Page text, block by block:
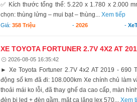
✅ Kích thước tổng thể: 5.220 x 1.780 x 2.000
chọn: thùng lửng – mui bạt – thùng...Xem tiếp
Giá:358 Triệu -2026 -
XE TOYOTA FORTUNER 2.7V 4X2 AT
2026-08-05 16:35:42
► Xe Toyota Fortuner 2.7V 4x2 AT 2019 - 690
động số km đã đi: 108.000km Xe chính chủ làm
thoải mái ko lỗi, đã thay ghế da cao cấp, màn
đèn bi led + đèn gầm, mặt ca lăng lex 570...Xem